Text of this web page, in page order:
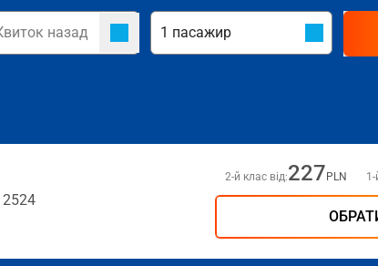
2524
2-й клас від:227 PLN 1-